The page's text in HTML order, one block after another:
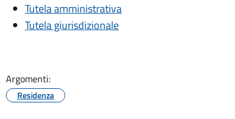
Tutela amministrativa
Tutela giurisdizionale
Argomenti:
Residenza